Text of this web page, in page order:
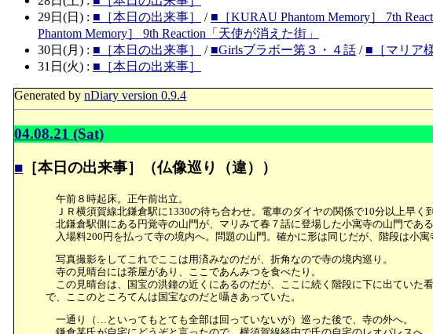
29日(日) : ■［本日の出来事］ / ■［KURAU Phantom Memory］ 7th
Phantom Memory］ 9th Reaction「天使が消えた街」
30日(月) : ■［本日の出来事］ / ■Girlsブラボー第３・４話 / ■［マリア
31日(火) : ■［本日の出来事］
Generated bynDiary version 0.9.4
04.08.21 (Sat)
■ ［本日の出来事］（仏像巡り（違））
午前８時起床。正午前出立。
ＪＲ横須賀線北鎌倉駅に1330の待ち合わせ。電車のダイヤの関係で10分以上早く
北鎌倉駅側にある円覚寺の山門が、マリみて春７話に登場した小寓寺の山門であ
入場料200円を払って寺の境内へ。問題の山門。確かに形は同じだが、階段は小寓
写真撮影をしてこれでここは用済みなのだが、折角なので寺の境内巡り。
寺の見晴台には茶屋があり、ここであんみつを食べたり。
この見晴台は、国宝の洪鐘の近くにあるのだが、ここに続く階段に下に出てい
で、ここのところてんは国宝なのだと囁きあっていた。
一通り（…といってもとても全部は回っていないが）巡った後で、寺の外へ。